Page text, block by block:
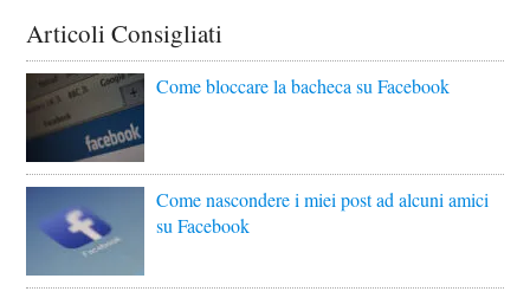
Articoli Consigliati
Come bloccare la bacheca su Facebook
Come nascondere i miei post ad alcuni amici
su Facebook